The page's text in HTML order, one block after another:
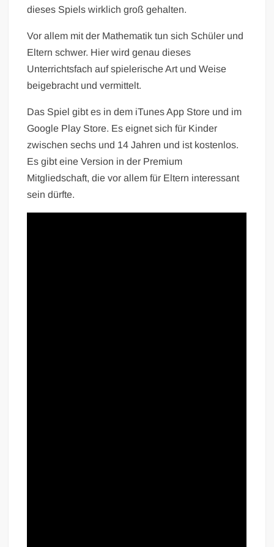
dieses Spiels wirklich groß gehalten.
Vor allem mit der Mathematik tun sich Schüler und
Eltern schwer. Hier wird genau dieses
Unterrichtsfach auf spielerische Art und Weise
beigebracht und vermittelt.
Das Spiel gibt es in dem iTunes App Store und im
Google Play Store. Es eignet sich für Kinder
zwischen sechs und 14 Jahren und ist kostenlos.
Es gibt eine Version in der Premium
Mitgliedschaft, die vor allem für Eltern interessant
sein dürfte.